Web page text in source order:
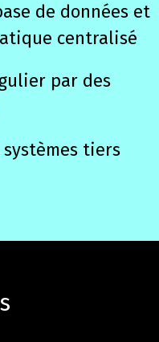
de données et
centralisé
par des
tiers